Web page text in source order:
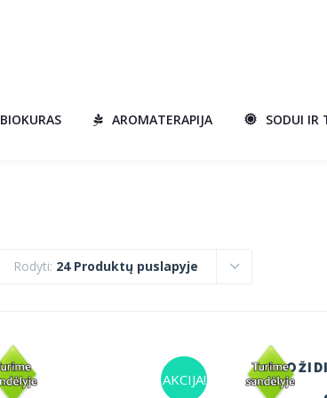
BIOKURAS AROMATERAPIJA SODUI IR
Rodyti: 24 Produktų puslapyje
AKCIJA!